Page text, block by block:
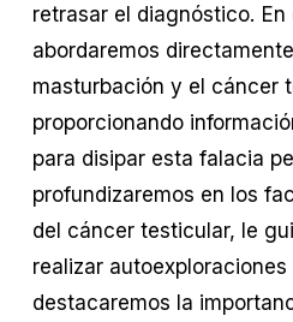
retrasar el diagnóstico.
abordaremos
masturbación y el cáncer
proporcionando
para disipar esta falacia
profundizaremos en los
del cáncer testicular, le
realizar
destacaremos la